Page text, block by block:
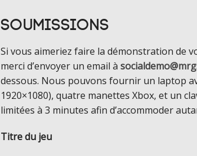
Soumissions
Si vous aimeriez faire la démonstration de
merci d’envoyer un email à
dessous. Nous pouvons fournir un laptop
1920×1080), quatre manettes Xbox, et un
limitées à 3 minutes afin d’accommoder
Titre du jeu